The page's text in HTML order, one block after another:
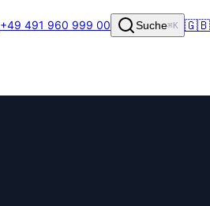
+49 491 960 999 00 Suche⌘K 🇬🇧